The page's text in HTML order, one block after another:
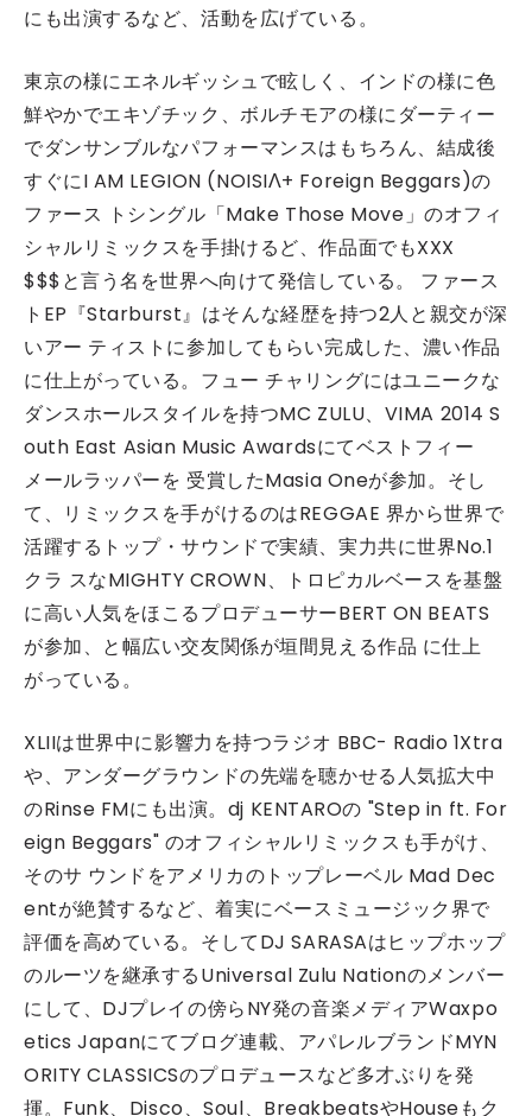
にも出演するなど、活動を広げている。
東京の様にエネルギッシュで眩しく、インドの様に色
鮮やかでエキゾチック、ボルチモアの様にダーティー
でダンサンブルなパフォーマンスはもちろん、結成後
すぐにI AM LEGION (NOISIΛ+ Foreign Beggars)の
ファース トシングル「Make Those Move」のオフィ
シャルリミックスを手掛けるど、作品面でもXXX
$$$と言う名を世界へ向けて発信している。 ファース
トEP『Starburst』はそんな経歴を持つ2人と親交が深
いアー ティストに参加してもらい完成した、濃い作品
に仕上がっている。フュー チャリングにはユニークな
ダンスホールスタイルを持つMC ZULU、VIMA 2014 S
outh East Asian Music Awardsにてベストフィー
メールラッパーを 受賞したMasia Oneが参加。そし
て、リミックスを手がけるのはREGGAE 界から世界で
活躍するトップ・サウンドで実績、実力共に世界No.1
クラ スなMIGHTY CROWN、トロピカルベースを基盤
に高い人気をほこるプロデューサーBERT ON BEATS
が参加、と幅広い交友関係が垣間見える作品 に仕上
がっている。
XLIIは世界中に影響力を持つラジオ BBC- Radio 1Xtra
や、アンダーグラウンドの先端を聴かせる人気拡大中
のRinse FMにも出演。dj KENTAROの "Step in ft. For
eign Beggars" のオフィシャルリミックスも手がけ、
そのサ ウンドをアメリカのトップレーベル Mad Dec
entが絶賛するなど、着実にベースミュージック界で
評価を高めている。そしてDJ SARASAはヒップホップ
のルーツを継承するUniversal Zulu Nationのメンバー
にして、DJプレイの傍らNY発の音楽メディアWaxpo
etics Japanにてブログ連載、アパレルブランドMYN
ORITY CLASSICSのプロデュースなど多才ぶりを発
揮。Funk、Disco、Soul、BreakbeatsやHouseもク